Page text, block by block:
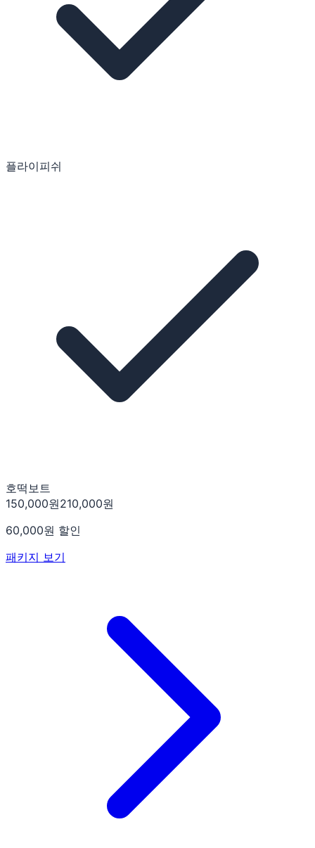
플라이피쉬
호떡보트
150,000원210,000원
60,000원 할인
패키지 보기